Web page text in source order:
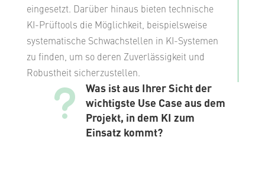
eingesetzt. Darüber hinaus bieten technische
KI-Prüftools die Möglichkeit, beispielsweise
systematische Schwachstellen in KI-Systemen
zu finden, um so deren Zuverlässigkeit und
Robustheit sicherzustellen.
u
Was ist aus Ihrer Sicht der
wichtigste Use Case aus dem
Projekt, in dem KI zum
Einsatz kommt?